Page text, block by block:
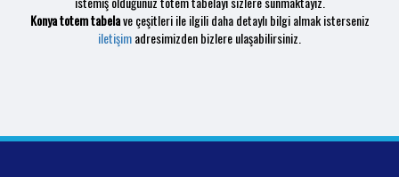
Konya totem tabelave çeşitleri ile ilgili daha detaylı bilgi almak isterseniz
iletişimadresimizden bizlere ulaşabilirsiniz.